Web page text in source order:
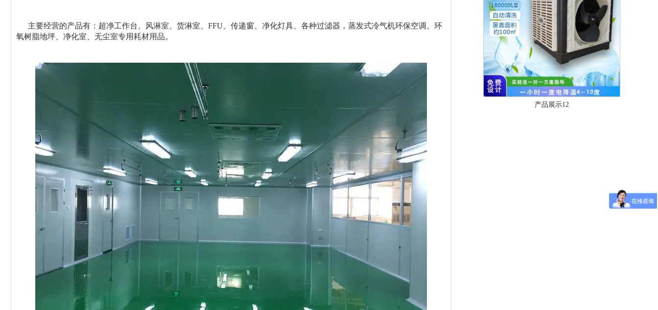
主要经营的产品有：超净工作台、风淋室、货淋室、FFU、传递窗、净化灯具、各种过滤器，蒸发式冷气机环保空调、环
氧树脂地坪、净化室、无尘室专用耗材用品。
产品展示12